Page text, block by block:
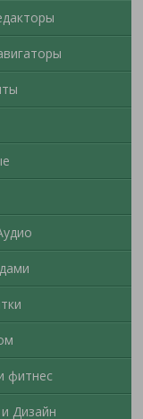
фитнес
Дизайн